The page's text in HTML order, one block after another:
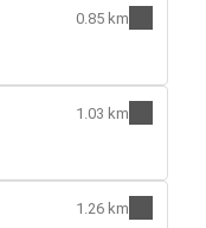
0.85 km
1.03 km
1.26 km